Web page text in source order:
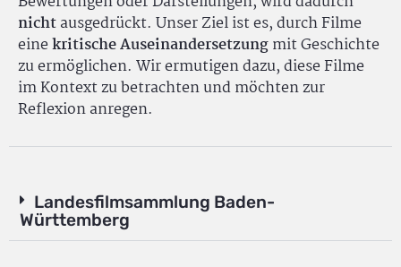
nichtausgedrückt. Unser Ziel ist es, durch Filme
einekritische Auseinandersetzungmit Geschichte
zu ermöglichen. Wir ermutigen dazu, diese Filme
im Kontext zu betrachten und möchten zur
Reflexion anregen.
Landesfilmsammlung Baden-
Württemberg